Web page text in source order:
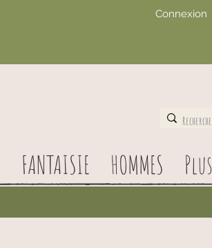
Connexion
FANTAISIE HOMMES Plus